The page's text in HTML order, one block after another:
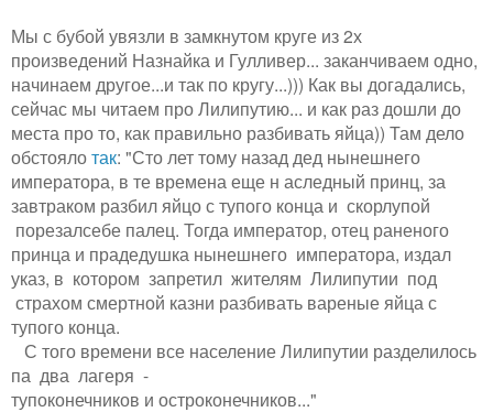
Мы с бубой увязли в замкнутом круге из 2х
произведений Назнайка и Гулливер... заканчиваем одно,
начинаем другое...и так по кругу...))) Как вы догадались,
сейчас мы читаем про Лилипутию... и как раз дошли до
места про то, как правильно разбивать яйца)) Там дело
обстоялотак: "Сто лет тому назад дед нынешнего
императора, в те времена еще н аследный принц, за
завтраком разбил яйцо с тупого конца и скорлупой
порезалсебе палец. Тогда император, отец раненого
принца и прадедушка нынешнего императора, издал
указ, в котором запретил жителям Лилипутии под
страхом смертной казни разбивать вареные яйца с
тупого конца.
С того времени все население Лилипутии разделилось
па два лагеря -
тупоконечников и остроконечников..."